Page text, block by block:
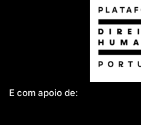
E com apoio de: